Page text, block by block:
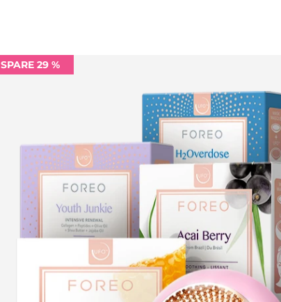
SPARE 29 %